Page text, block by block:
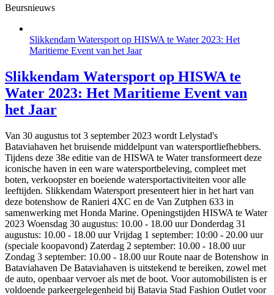
Beursnieuws
Slikkendam Watersport op HISWA te Water 2023: Het
Maritieme Event van het Jaar
Slikkendam Watersport op HISWA te
Water 2023: Het Maritieme Event van
het Jaar
Van 30 augustus tot 3 september 2023 wordt Lelystad's
Bataviahaven het bruisende middelpunt van watersportliefhebbers.
Tijdens deze 38e editie van de HISWA te Water transformeert deze
iconische haven in een ware watersportbeleving, compleet met
boten, verkoopster en boeiende watersportactiviteiten voor alle
leeftijden. Slikkendam Watersport presenteert hier in het hart van
deze botenshow de Ranieri 4XC en de Van Zutphen 633 in
samenwerking met Honda Marine. Openingstijden HISWA te Water
2023 Woensdag 30 augustus: 10.00 - 18.00 uur Donderdag 31
augustus: 10.00 - 18.00 uur Vrijdag 1 september: 10:00 - 20.00 uur
(speciale koopavond) Zaterdag 2 september: 10.00 - 18.00 uur
Zondag 3 september: 10.00 - 18.00 uur Route naar de Botenshow in
Bataviahaven De Bataviahaven is uitstekend te bereiken, zowel met
de auto, openbaar vervoer als met de boot. Voor automobilisten is er
voldoende parkeergelegenheid bij Batavia Stad Fashion Outlet voor